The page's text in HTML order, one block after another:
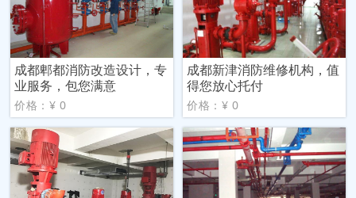
成都郫都消防改造设计，专
业服务，包您满意
价格：¥ 0
成都新津消防维修机构，值
得您放心托付
价格：¥ 0